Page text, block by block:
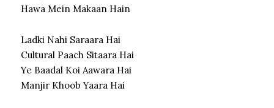
Hawa Mein Makaan Hain
Ladki Nahi Saraara Hai
Cultural Paach Sitaara Hai
Ye Baadal Koi Aawara Hai
Manjir Khoob Yaara Hai